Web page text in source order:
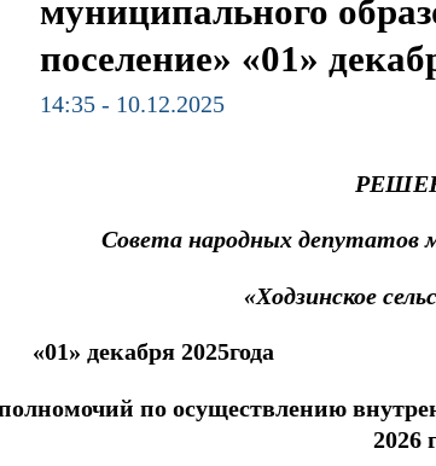
муниципального
поселение» «01»
14:35 - 10.12.2025
Совета народных депутатов
«Ходзинское
«01» декабря
по осуществлению
2026